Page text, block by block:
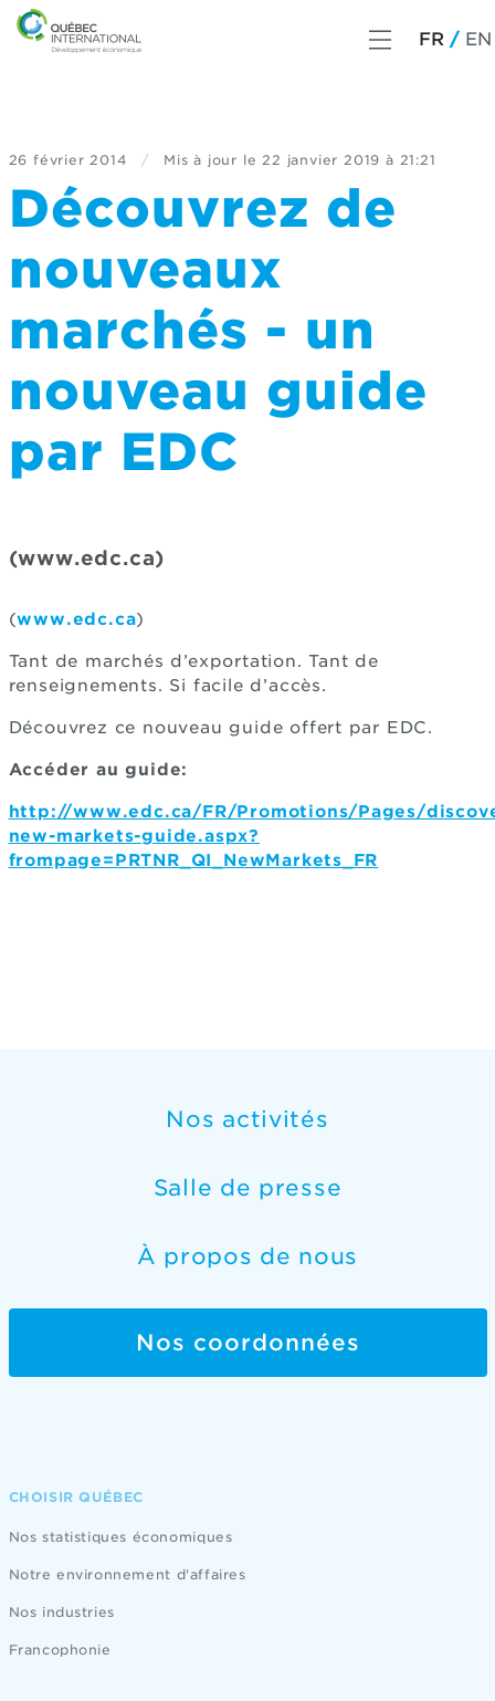
FR EN
26 février 2014 / Mis à jour le 22 janvier 2019 à 21:21
Découvrez de
nouveaux
marchés - un
nouveau guide
par EDC
(www.edc.ca)
(www.edc.ca)
Tant de marchés d’exportation. Tant de
renseignements. Si facile d’accès.
Découvrez ce nouveau guide offert par EDC.
Accéder au guide:
http://www.edc.ca/FR/Promotions/Pages/
new-markets-guide.aspx?
frompage=PRTNR_QI_NewMarkets_FR
Nos activités
Salle de presse
À propos de nous
Nos coordonnées
CHOISIR QUÉBEC
Nos statistiques économiques
Notre environnement d'affaires
Nos industries
Francophonie